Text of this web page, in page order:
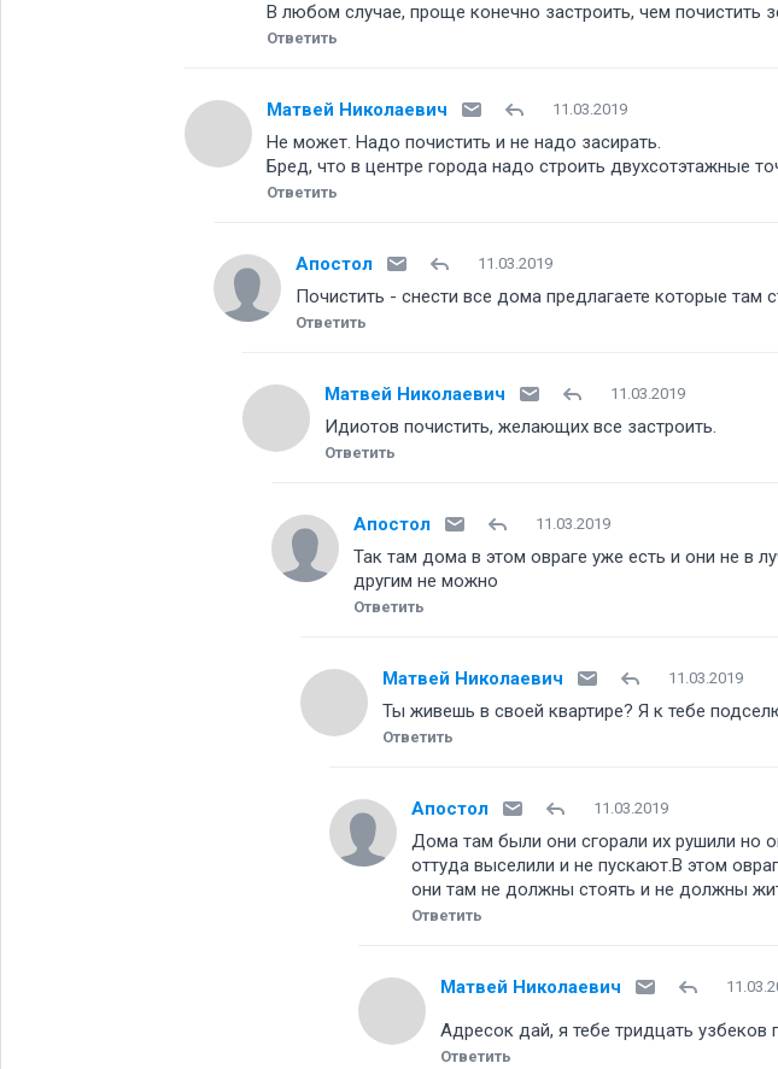
В любом случае, проще конечно застроить, чем почистить
Ответить
Матвей Николаевич 11.03.2019
Не может. Надо почистить и не надо засирать.
Бред, что в центре города надо строить двухсотэтажные
Ответить
Апостол 11.03.2019
Почистить - снести все дома предлагаете которые там
Ответить
Матвей Николаевич 11.03.2019
Идиотов почистить, желающих все застроить.
Ответить
Апостол 11.03.2019
Так там дома в этом овраге уже есть и они не в
другим не можно
Ответить
Матвей Николаевич 11.03.2019
Ты живешь в своей квартире? Я к тебе
Ответить
Апостол 11.03.2019
Дома там были они сгорали их рушили но
оттуда выселили и не пускают.В этом
они там не должны стоять и не должны
Ответить
Матвей Николаевич
Адресок дай, я тебе тридцать узбеков
Ответить